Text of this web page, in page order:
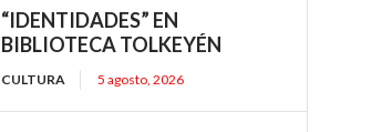
“IDENTIDADES” EN
BIBLIOTECA TOLKEYÉN
CULTURA 5 agosto, 2026